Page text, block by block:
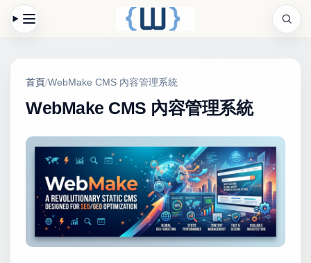
首頁/WebMake CMS 內容管理系統
WebMake CMS 內容管理系統